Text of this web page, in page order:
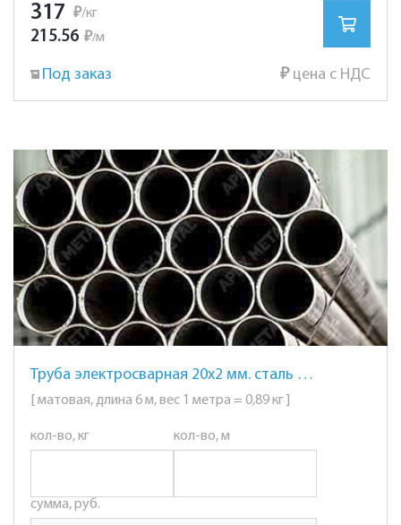
317 ₽/кг
215.56 ₽/м
Под заказ ₽цена с НДС
Труба электросварная 20х2 мм. сталь AISI 201 (12Х15Г9НД)
[ матовая, длина 6 м, вес 1 метра = 0,89 кг ]
кол-во, кг кол-во, м
сумма, руб.